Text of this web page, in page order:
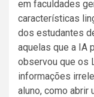
em faculdades
características
dos estudantes
aquelas que a IA
observou que os
informações
aluno, como abrir